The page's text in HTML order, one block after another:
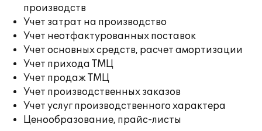
производств
Учет затрат на производство
Учет неотфактурованных поставок
Учет основных средств, расчет амортизации
Учет прихода ТМЦ
Учет продаж ТМЦ
Учет производственных заказов
Учет услуг производственного характера
Ценообразование, прайс-листы